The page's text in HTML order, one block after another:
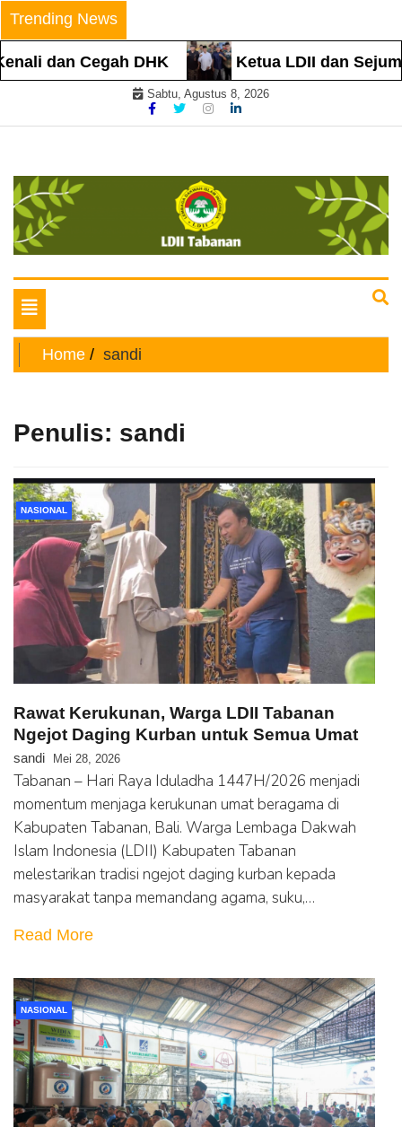
Skip
to
content
Trending News
Cegah DHK Ketua LDII dan Sejumlah
Sabtu, Agustus 8, 2026
LDII TABANAN
Toggle
navigation
Home
sandi
Penulis: sandi
NASIONAL
Rawat Kerukunan, Warga LDII Tabanan
Ngejot Daging Kurban untuk Semua Umat
sandi Mei 28, 2026
Tabanan – Hari Raya Iduladha 1447H/2026 menjadi
momentum menjaga kerukunan umat beragama di
Kabupaten Tabanan, Bali. Warga Lembaga Dakwah
Islam Indonesia (LDII) Kabupaten Tabanan
melestarikan tradisi ngejot daging kurban kepada
masyarakat tanpa memandang agama, suku,…
Read More
NASIONAL